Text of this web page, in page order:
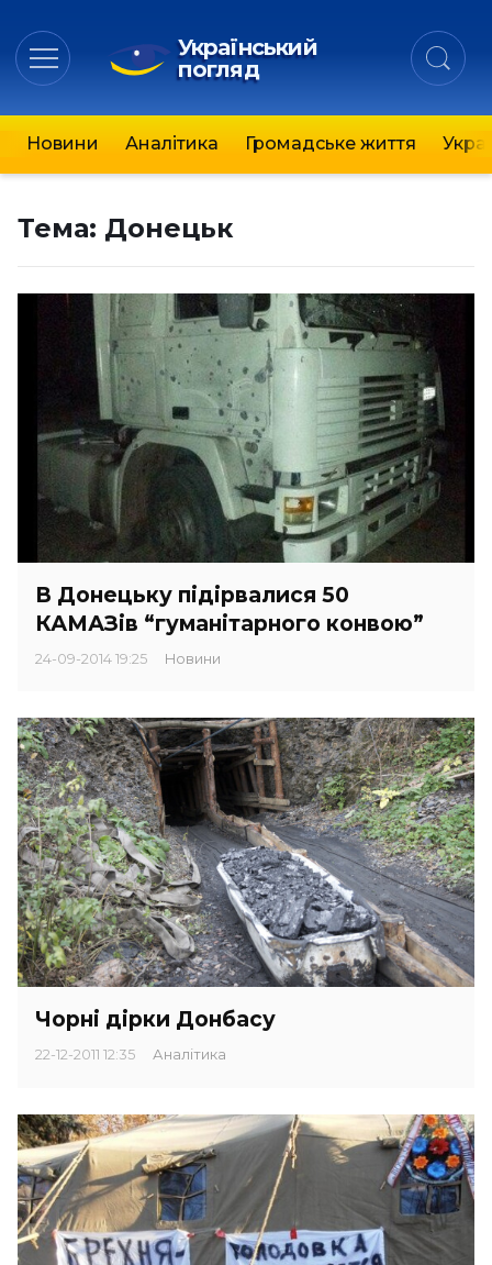
Український
погляд
Новини Аналітика Громадське життя
Тема: Донецьк
В Донецьку підірвалися 50
КАМАЗів “гуманітарного конвою”
24-09-2014 19:25 Новини
Чорні дірки Донбасу
22-12-2011 12:35 Аналітика